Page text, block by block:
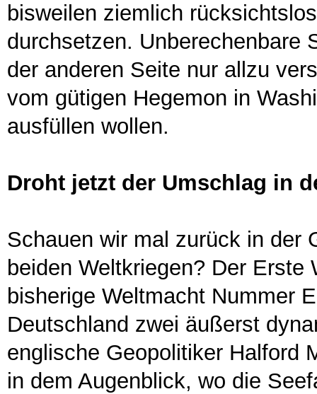
bisweilen ziemlich
durchsetzen. Unberechenbare
der anderen Seite nur allzu
vom gütigen Hegemon in
ausfüllen wollen.
Droht jetzt der Umschlag in
Schauen wir mal zurück in der
beiden Weltkriegen? Der
bisherige Weltmacht Nummer
Deutschland zwei äußerst
englische Geopolitiker Halford
in dem Augenblick, wo die